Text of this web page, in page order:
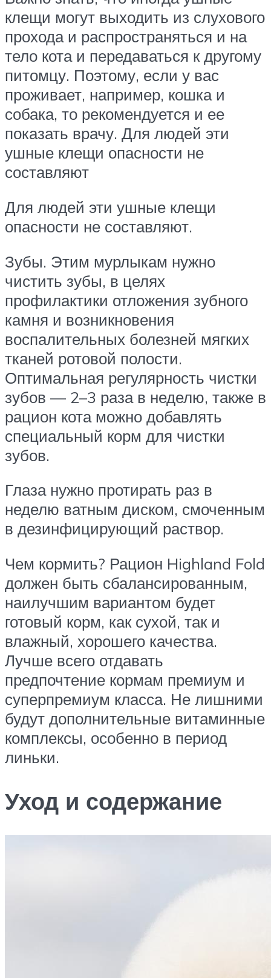
клещи могут выходить из слухового
прохода и распространяться и на
тело кота и передаваться к другому
питомцу. Поэтому, если у вас
проживает, например, кошка и
собака, то рекомендуется и ее
показать врачу. Для людей эти
ушные клещи опасности не
составляют
Для людей эти ушные клещи
опасности не составляют.
Зубы. Этим мурлыкам нужно
чистить зубы, в целях
профилактики отложения зубного
камня и возникновения
воспалительных болезней мягких
тканей ротовой полости.
Оптимальная регулярность чистки
зубов — 2–3 раза в неделю, также в
рацион кота можно добавлять
специальный корм для чистки
зубов.
Глаза нужно протирать раз в
неделю ватным диском, смоченным
в дезинфицирующий раствор.
Чем кормить? Рацион Highland Fold
должен быть сбалансированным,
наилучшим вариантом будет
готовый корм, как сухой, так и
влажный, хорошего качества.
Лучше всего отдавать
предпочтение кормам премиум и
суперпремиум класса. Не лишними
будут дополнительные витаминные
комплексы, особенно в период
линьки.
Уход и содержание